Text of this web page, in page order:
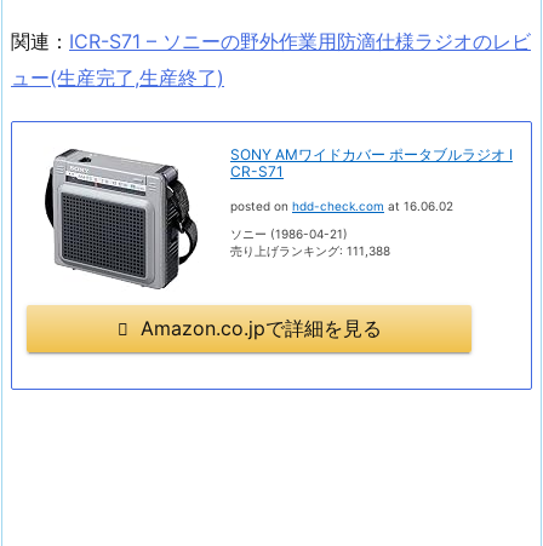
関連： ICR-S71 – ソニーの野外作業用防滴仕様ラジオのレビ
ュー(生産完了,生産終了)
SONY AMワイドカバー ポータブルラジオ I
CR-S71
posted on hdd-check.com at 16.06.02
ソニー (1986-04-21)
売り上げランキング: 111,388
Amazon.co.jpで詳細を見る